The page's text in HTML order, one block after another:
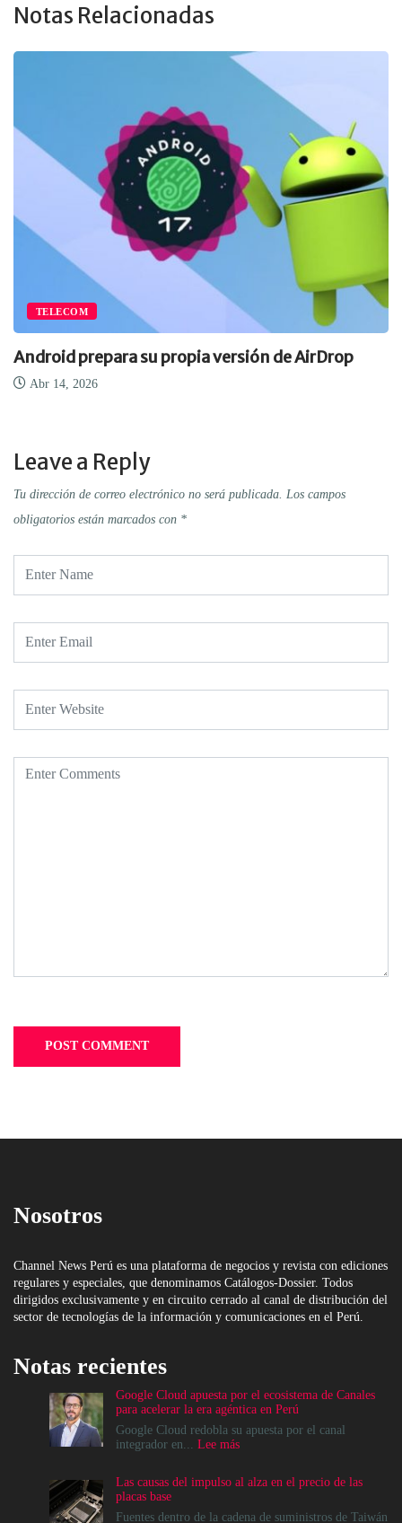
Notas Relacionadas
TELECOM
Android prepara su propia versión de AirDrop
Abr 14, 2026
Leave a Reply
Tu dirección de correo electrónico no será publicada. Los campos
obligatorios están marcados con *
Nosotros
Channel News Perú es una plataforma de negocios y revista con ediciones
regulares y especiales, que denominamos Catálogos-Dossier. Todos
dirigidos exclusivamente y en circuito cerrado al canal de distribución del
sector de tecnologías de la información y comunicaciones en el Perú.
Notas recientes
Google Cloud apuesta por el ecosistema de Canales
para acelerar la era agéntica en Perú
Google Cloud redobla su apuesta por el canal
integrador en... Lee más:
apuesta
el
Las causas del impulso al alza en el precio de las
placas base
Fuentes dentro de la cadena de suministros de Taiwán